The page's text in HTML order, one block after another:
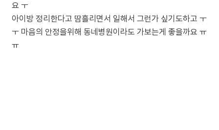
요 ㅜ
아이방 정리한다고 땀흘리면서 일해서 그런가 싶기도하고 ㅜ
ㅜ 마음의 안정을위해 동네병원이라도 가보는게 좋을까요 ㅠ
ㅠ